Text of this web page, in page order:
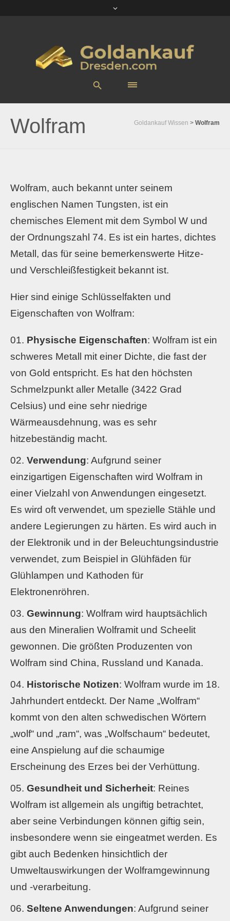
Wolfram Goldankauf Wissen > Wolfram
Wolfram, auch bekannt unter seinem
englischen Namen Tungsten, ist ein
chemisches Element mit dem Symbol W und
der Ordnungszahl 74. Es ist ein hartes, dichtes
Metall, das für seine bemerkenswerte Hitze-
und Verschleißfestigkeit bekannt ist.
Hier sind einige Schlüsselfakten und
Eigenschaften von Wolfram:
Physische Eigenschaften: Wolfram ist ein
schweres Metall mit einer Dichte, die fast der
von Gold entspricht. Es hat den höchsten
Schmelzpunkt aller Metalle (3422 Grad
Celsius) und eine sehr niedrige
Wärmeausdehnung, was es sehr
hitzebeständig macht.
Verwendung: Aufgrund seiner
einzigartigen Eigenschaften wird Wolfram in
einer Vielzahl von Anwendungen eingesetzt.
Es wird oft verwendet, um spezielle Stähle und
andere Legierungen zu härten. Es wird auch in
der Elektronik und in der Beleuchtungsindustrie
verwendet, zum Beispiel in Glühfäden für
Glühlampen und Kathoden für
Elektronenröhren.
Gewinnung: Wolfram wird hauptsächlich
aus den Mineralien Wolframit und Scheelit
gewonnen. Die größten Produzenten von
Wolfram sind China, Russland und Kanada.
Historische Notizen: Wolfram wurde im 18.
Jahrhundert entdeckt. Der Name „Wolfram“
kommt von den alten schwedischen Wörtern
„wolf“ und „ram“, was „Wolfschaum“ bedeutet,
eine Anspielung auf die schaumige
Erscheinung des Erzes bei der Verhüttung.
Gesundheit und Sicherheit: Reines
Wolfram ist allgemein als ungiftig betrachtet,
aber seine Verbindungen können giftig sein,
insbesondere wenn sie eingeatmet werden. Es
gibt auch Bedenken hinsichtlich der
Umweltauswirkungen der Wolframgewinnung
und -verarbeitung.
Seltene Anwendungen: Aufgrund seiner